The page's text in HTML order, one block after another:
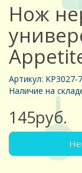
Нож
Артикул: KP3027-7
Наличие на
145руб.